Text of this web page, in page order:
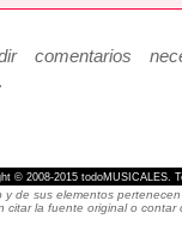
comentarios
© 2008-2015 todoMUSICALES.
de sus elementos
la fuente original o